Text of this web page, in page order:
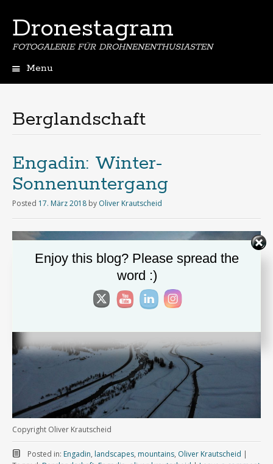
Dronestagram
FOTOGALERIE FÜR DROHNENENTHUSIASTEN
Menu
Berglandschaft
Engadin: Winter-
Sonnenuntergang
Posted 17. März 2018 by Oliver Krautscheid
Copyright Oliver Krautscheid
Posted in: Engadin, landscapes, mountains, Oliver Krautscheid |
Enjoy this blog? Please spread the
word :)